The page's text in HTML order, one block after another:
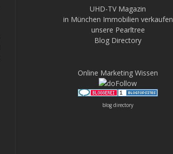
UHD-TV Magazin
in München Immobilien verkaufen
unsere Pearltree
Blog Directory
Online Marketing Wissen
blog directory